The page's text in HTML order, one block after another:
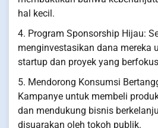
hal kecil.
4. Program Sponsorship Hijau:
menginvestasikan dana mereka
startup dan proyek yang
5. Mendorong Konsumsi
Kampanye untuk membeli
dan mendukung bisnis
disuarakan oleh tokoh publik.